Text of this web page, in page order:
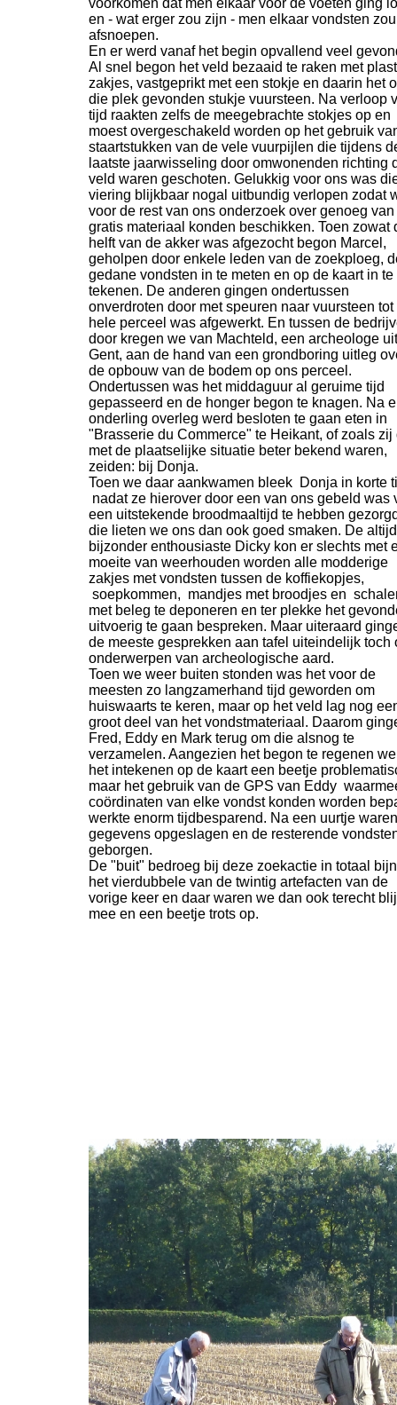
voorkomen dat men elkaar voor de voeten ging
en - wat erger zou zijn - men elkaar vondsten zou
afsnoepen.
En er werd vanaf het begin opvallend veel
Al snel begon het veld bezaaid te raken met
zakjes, vastgeprikt met een stokje en daarin het
die plek gevonden stukje vuursteen. Na verloop
tijd raakten zelfs de meegebrachte stokjes op en
moest overgeschakeld worden op het gebruik
staartstukken van de vele vuurpijlen die tijdens
laatste jaarwisseling door omwonenden richting
veld waren geschoten. Gelukkig voor ons was
viering blijkbaar nogal uitbundig verlopen zodat
voor de rest van ons onderzoek over genoeg van
gratis materiaal konden beschikken. Toen zowat
helft van de akker was afgezocht begon Marcel,
geholpen door enkele leden van de zoekploeg,
gedane vondsten in te meten en op de kaart in te
tekenen. De anderen gingen ondertussen
onverdroten door met speuren naar vuursteen tot
hele perceel was afgewerkt. En tussen de
door kregen we van Machteld, een archeologe uit
Gent, aan de hand van een grondboring uitleg
de opbouw van de bodem op ons perceel.
Ondertussen was het middaguur al geruime tijd
gepasseerd en de honger begon te knagen. Na
onderling overleg werd besloten te gaan eten in
"Brasserie du Commerce" te Heikant, of zoals zij
met de plaatselijke situatie beter bekend waren,
zeiden: bij Donja.
Toen we daar aankwamen bleek Donja in korte
nadat ze hierover door een van ons gebeld was
een uitstekende broodmaaltijd te hebben
die lieten we ons dan ook goed smaken. De altijd
bijzonder enthousiaste Dicky kon er slechts met
moeite van weerhouden worden alle modderige
zakjes met vondsten tussen de koffiekopjes,
soepkommen, mandjes met broodjes en
met beleg te deponeren en ter plekke het
uitvoerig te gaan bespreken. Maar uiteraard
de meeste gesprekken aan tafel uiteindelijk toch
onderwerpen van archeologische aard.
Toen we weer buiten stonden was het voor de
meesten zo langzamerhand tijd geworden om
huiswaarts te keren, maar op het veld lag nog
groot deel van het vondstmateriaal. Daarom
Fred, Eddy en Mark terug om die alsnog te
verzamelen. Aangezien het begon te regenen
het intekenen op de kaart een beetje
maar het gebruik van de GPS van Eddy
coördinaten van elke vondst konden worden
werkte enorm tijdbesparend. Na een uurtje
gegevens opgeslagen en de resterende
geborgen.
De "buit" bedroeg bij deze zoekactie in totaal
het vierdubbele van de twintig artefacten van de
vorige keer en daar waren we dan ook terecht blij
mee en een beetje trots op.